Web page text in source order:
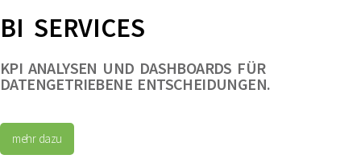
BI SERVICES
KPI ANALYSEN UND DASHBOARDS FÜR
DATENGETRIEBENE ENTSCHEIDUNGEN.
mehr dazu